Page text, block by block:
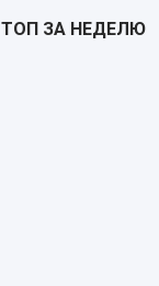
ТОП ЗА НЕДЕЛЮ